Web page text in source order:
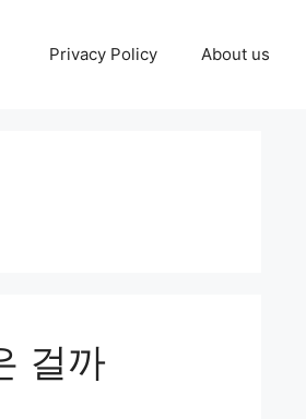
Privacy Policy About us
걸까